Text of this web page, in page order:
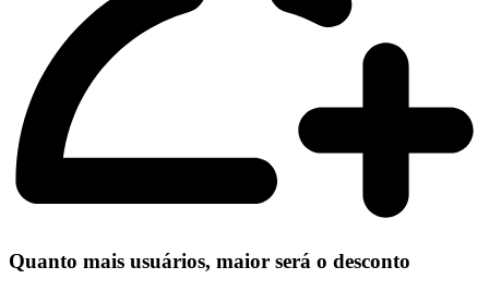
Quanto mais usuários, maior será o desconto